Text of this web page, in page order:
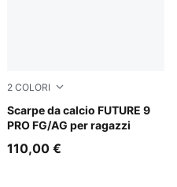
Ultra Red-PUMA Black
2 COLORI
Scarpe da calcio FUTURE 9
PRO FG/AG per ragazzi
Sugared Almond-PUMA
110,00 €